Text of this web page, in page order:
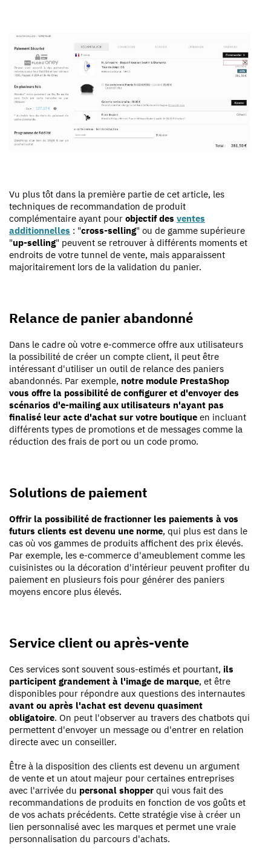
Vu plus tôt dans la première partie de cet article, les
techniques de recommandation de produit
complémentaire ayant pour objectif des ventes
additionnelles : "cross-selling" ou de gamme supérieure
"up-selling" peuvent se retrouver à différents moments et
endroits de votre tunnel de vente, mais apparaissent
majoritairement lors de la validation du panier.
Relance de panier abandonné
Dans le cadre où votre e-commerce offre aux utilisateurs
la possibilité de créer un compte client, il peut être
intéressant d'utiliser un outil de relance des paniers
abandonnés. Par exemple, notre module PrestaShop
vous offre la possibilité de configurer et d'envoyer des
scénarios d'e-mailing aux utilisateurs n'ayant pas
finalisé leur acte d'achat sur votre boutique en incluant
différents types de promotions et de messages comme la
réduction des frais de port ou un code promo.
Solutions de paiement
Offrir la possibilité de fractionner les paiements à vos
futurs clients est devenu une norme, qui plus est dans le
cas où vos gammes de produits affichent des prix élevés.
Par exemple, les e-commerce d'ameublement comme les
cuisinistes ou la décoration d'intérieur peuvent profiter du
paiement en plusieurs fois pour générer des paniers
moyens encore plus élevés.
Service client ou après-vente
Ces services sont souvent sous-estimés et pourtant, ils
participent grandement à l'image de marque, et être
disponibles pour répondre aux questions des internautes
avant ou après l'achat est devenu quasiment
obligatoire. On peut l'observer au travers des chatbots qui
permettent d'envoyer un message ou d'entrer en relation
directe avec un conseiller.
Être à la disposition des clients est devenu un argument
de vente et un atout majeur pour certaines entreprises
avec l'arrivée du personal shopper qui vous fait des
recommandations de produits en fonction de vos goûts et
de vos achats précédents. Cette stratégie vise à créer un
lien personnalisé avec les marques et permet une vraie
personnalisation du parcours d'achats.